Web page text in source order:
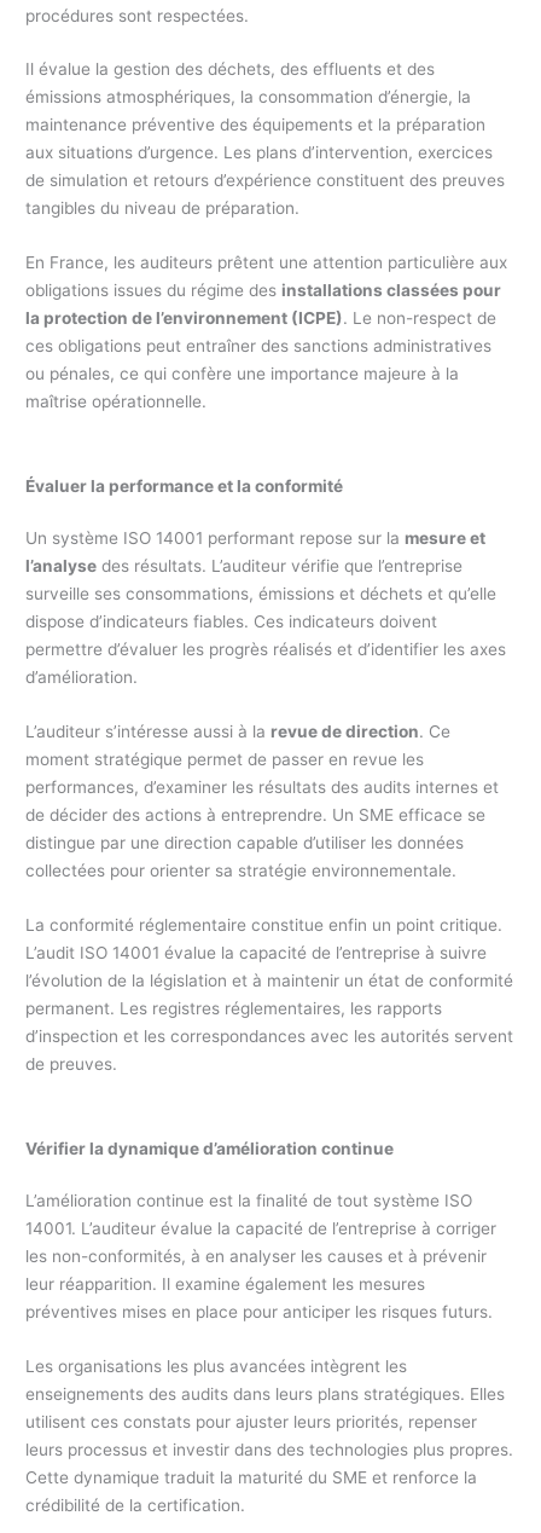
procédures sont respectées.
Il évalue la gestion des déchets, des effluents et des
émissions atmosphériques, la consommation d’énergie, la
maintenance préventive des équipements et la préparation
aux situations d’urgence. Les plans d’intervention, exercices
de simulation et retours d’expérience constituent des preuves
tangibles du niveau de préparation.
En France, les auditeurs prêtent une attention particulière aux
obligations issues du régime des installations classées pour
la protection de l’environnement (ICPE). Le non-respect de
ces obligations peut entraîner des sanctions administratives
ou pénales, ce qui confère une importance majeure à la
maîtrise opérationnelle.
Évaluer la performance et la conformité
Un système ISO 14001 performant repose sur la mesure et
l’analyse des résultats. L’auditeur vérifie que l’entreprise
surveille ses consommations, émissions et déchets et qu’elle
dispose d’indicateurs fiables. Ces indicateurs doivent
permettre d’évaluer les progrès réalisés et d’identifier les axes
d’amélioration.
L’auditeur s’intéresse aussi à la revue de direction. Ce
moment stratégique permet de passer en revue les
performances, d’examiner les résultats des audits internes et
de décider des actions à entreprendre. Un SME efficace se
distingue par une direction capable d’utiliser les données
collectées pour orienter sa stratégie environnementale.
La conformité réglementaire constitue enfin un point critique.
L’audit ISO 14001 évalue la capacité de l’entreprise à suivre
l’évolution de la législation et à maintenir un état de conformité
permanent. Les registres réglementaires, les rapports
d’inspection et les correspondances avec les autorités servent
de preuves.
Vérifier la dynamique d’amélioration continue
L’amélioration continue est la finalité de tout système ISO
14001. L’auditeur évalue la capacité de l’entreprise à corriger
les non-conformités, à en analyser les causes et à prévenir
leur réapparition. Il examine également les mesures
préventives mises en place pour anticiper les risques futurs.
Les organisations les plus avancées intègrent les
enseignements des audits dans leurs plans stratégiques. Elles
utilisent ces constats pour ajuster leurs priorités, repenser
leurs processus et investir dans des technologies plus propres.
Cette dynamique traduit la maturité du SME et renforce la
crédibilité de la certification.